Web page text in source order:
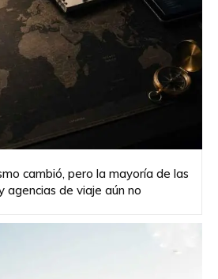
cambió, pero la mayoría de las
agencias de viaje aún no